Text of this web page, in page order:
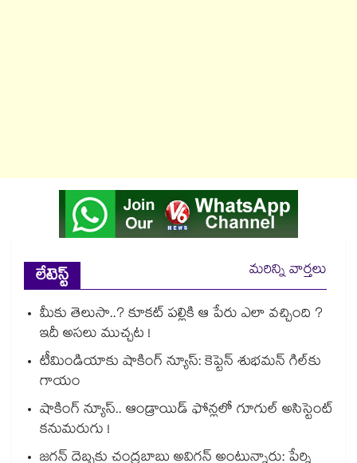
లేటెస్ట్
మరిన్ని వార్తలు
మీకు తెలుసా..? కూకట్ పల్లికి ఆ పేరు ఎలా వచ్చింది ?
ఇదీ అసలు ముచ్చట !
టీమిండియాకు షాకింగ్ న్యూస్: కెప్టెన్ శుభమన్ గిల్‎కు
గాయం
షాకింగ్ న్యూస్.. ఆండ్రాయిడ్ ఫోన్లలో గూగుల్ అసిస్టెంట్
కనుమరుగు !